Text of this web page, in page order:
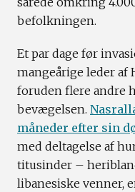
befolkningen.
Et par dage før
mangeårige leder af
foruden flere andre
bevægelsen.
måneder efter sin
med deltagelse af
titusinder –
libanesiske venner,